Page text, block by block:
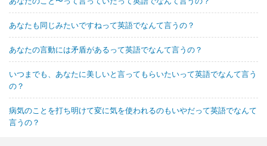
あなたも同じみたいですねって英語でなんて言うの？
あなたの言動には矛盾があるって英語でなんて言うの？
いつまでも、あなたに美しいと言ってもらいたいって英語でなんて言う
の？
病気のことを打ち明けて変に気を使われるのもいやだって英語でなんて
言うの？